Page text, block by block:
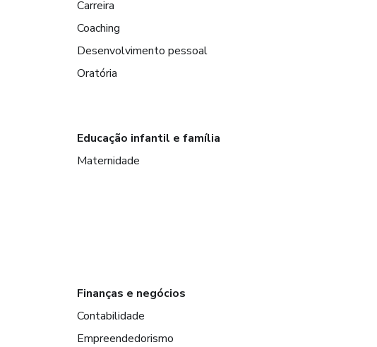
Carreira
Coaching
Desenvolvimento pessoal
Oratória
Educação infantil e família
Maternidade
Finanças e negócios
Contabilidade
Empreendedorismo